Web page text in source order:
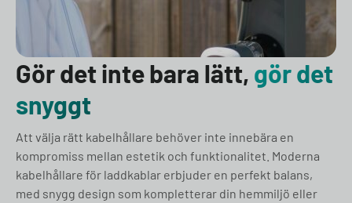
Gör det inte bara lätt, gör det
snyggt
Att välja rätt kabelhållare behöver inte innebära en
kompromiss mellan estetik och funktionalitet. Moderna
kabelhållare för laddkablar erbjuder en perfekt balans,
med snygg design som kompletterar din hemmiljö eller